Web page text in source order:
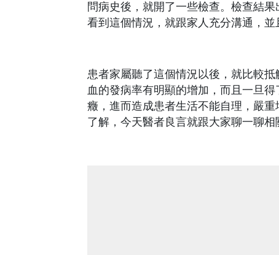
問病史後，就開了一些檢查。檢查結
看到這個情況，就跟家人充分溝通，並
患者家屬聽了這個情況以後，就比較
血的發病率有明顯的增加，而且一旦
癥，進而造成患者生活不能自理，嚴
了解，今天醫者良言就跟大家聊一聊相